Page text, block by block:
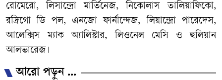
রোমেরো, লিসান্দ্রো মার্তিনেজ, নিকোলাস তালিয়াফিকো,
রদ্রিগো ডি পল, এনজো ফার্নান্দেজ, লিয়ান্দ্রো পারেদেস,
আলেক্সিস ম্যাক অ্যালিস্টার, লিওনেল মেসি ও হুলিয়ান
আলভারেজ।
আরো পড়ুন ...